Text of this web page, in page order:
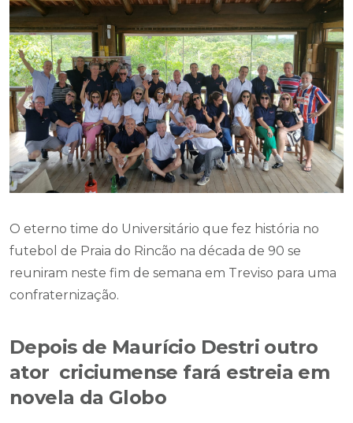
O eterno time do Universitário que fez história no
futebol de Praia do Rincão na década de 90 se
reuniram neste fim de semana em Treviso para uma
confraternização.
Depois de Maurício Destri outro
ator criciumense fará estreia em
novela da Globo